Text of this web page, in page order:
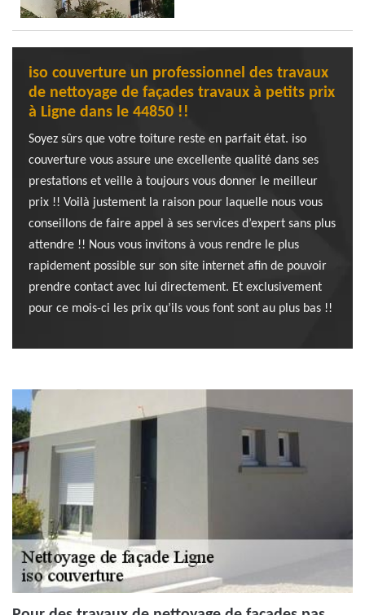
iso couverture un professionnel des travaux
de nettoyage de façades travaux à petits prix
à Ligne dans le 44850 !!
Soyez sûrs que votre toiture reste en parfait état. iso
couverture vous assure une excellente qualité dans ses
prestations et veille à toujours vous donner le meilleur
prix !! Voilà justement la raison pour laquelle nous vous
conseillons de faire appel à ses services d’expert sans plus
attendre !! Nous vous invitons à vous rendre le plus
rapidement possible sur son site internet afin de pouvoir
prendre contact avec lui directement. Et exclusivement
pour ce mois-ci les prix qu’ils vous font sont au plus bas !!